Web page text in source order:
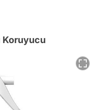
Koruyucu